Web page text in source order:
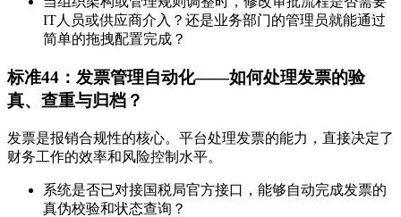
IT人员或供应商介入？还是业务部门的管理员就能通过
简单的拖拽配置完成？
标准44：发票管理自动化——如何处理发票的验
真、查重与归档？
发票是报销合规性的核心。平台处理发票的能力，直接决定了
财务工作的效率和风险控制水平。
系统是否已对接国税局官方接口，能够自动完成发票的
真伪校验和状态查询？